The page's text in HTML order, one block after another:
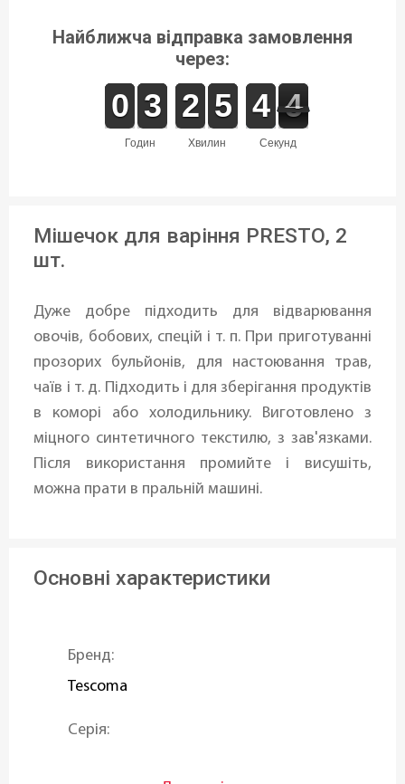
Найближча відправка замовлення
через:
годин
9
9
0
0 2
2
3
3
хвилин
1
1
2
2 4
4
5
5
секунд
5
4
4 5
4
4
Мішечок для варіння PRESTO, 2
шт.
Дуже добре підходить для відварювання
овочів, бобових, спецій і т. п. При приготуванні
прозорих бульйонів, для настоювання трав,
чаїв і т. д. Підходить і для зберігання продуктів
в коморі або холодильнику. Виготовлено з
міцного синтетичного текстилю, з зав'язками.
Після використання промийте і висушіть,
можна прати в пральній машині.
Основні характеристики
Бренд:
Tescoma
Серія: